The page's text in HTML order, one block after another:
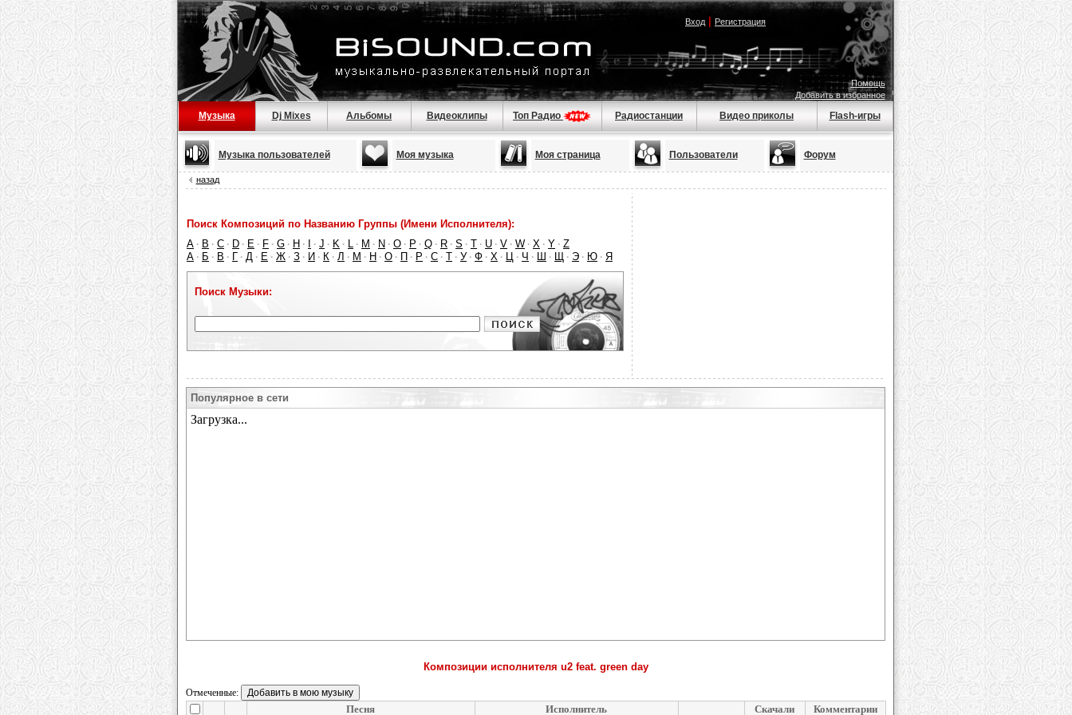
Вход| Регистрация
Помощь
Добавить в избранное
Музыка Dj Mixes Альбомы Видеоклипы Топ Радио Радиостанции Видео приколы Flash-игры
Музыка пользователей Моя музыка Моя страница Пользователи Форум
назад
Поиск Композиций по Названию Группы (Имени Исполнителя):
A · B · C · D · E · F · G · H · · J · K · L · M · N · O · P · Q · R · S · T · U · V · W · X · Y · Z
А · Б · В · Г · Д · Е · Ж · З · И · К · Л · М · Н · О · П · Р · С · Т · У · Ф · Х · Ц · Ч · Ш · Щ · Э · Ю · Я
Поиск Музыки:
Популярное в сети
Композиции исполнителя u2 feat. green day
Отмеченные:
Песня Исполнитель Скачали Комментарии